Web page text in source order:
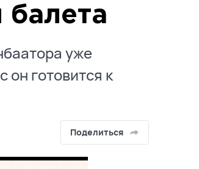
балета
уже
он готовится к
Поделиться